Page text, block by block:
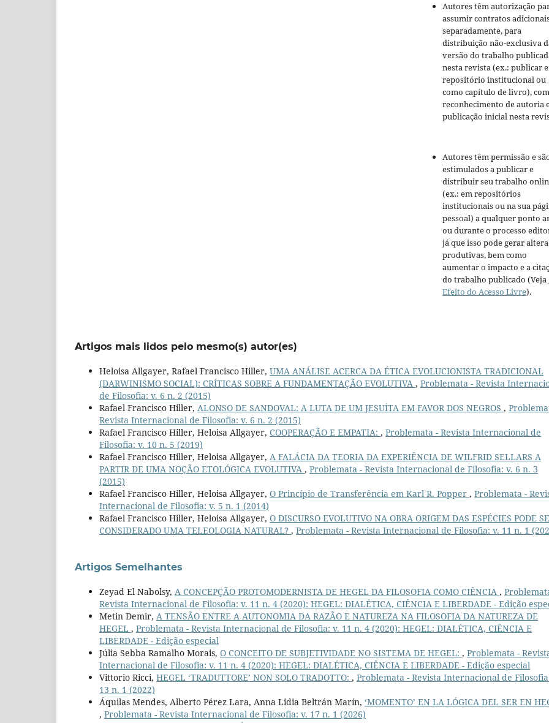
Autores têm autorização
assumir contratos
separadamente, para
distribuição não-exclusiva
versão do trabalho
nesta revista (ex.: publicar
repositório institucional ou
como capítulo de livro), com
reconhecimento de autoria
publicação inicial nesta
Autores têm permissão e
estimulados a publicar e
distribuir seu trabalho
(ex.: em repositórios
institucionais ou na sua
pessoal) a qualquer ponto
ou durante o processo
já que isso pode gerar
produtivas, bem como
aumentar o impacto e a
do trabalho publicado (Veja
Efeito do Acesso Livre).
Artigos mais lidos pelo mesmo(s) autor(es)
Heloisa Allgayer, Rafael Francisco Hiller, UMA ANÁLISE ACERCA DA ÉTICA EVOLUCIONISTA TRADICIONAL
(DARWINISMO SOCIAL): CRÍTICAS SOBRE A FUNDAMENTAÇÃO EVOLUTIVA , Problemata - Revista
de Filosofia: v. 6 n. 2 (2015)
Rafael Francisco Hiller, ALONSO DE SANDOVAL: A LUTA DE UM JESUÍTA EM FAVOR DOS NEGROS ,
Revista Internacional de Filosofia: v. 6 n. 2 (2015)
Rafael Francisco Hiller, Heloisa Allgayer, COOPERAÇÃO E EMPATIA: , Problemata - Revista Internacional de
Filosofia: v. 10 n. 5 (2019)
Rafael Francisco Hiller, Heloisa Allgayer, A FALÁCIA DA TEORIA DA EXPERIÊNCIA DE WILFRID SELLARS A
PARTIR DE UMA NOÇÃO ETOLÓGICA EVOLUTIVA , Problemata - Revista Internacional de Filosofia: v. 6 n. 3
(2015)
Rafael Francisco Hiller, Heloisa Allgayer, O Princípio de Transferência em Karl R. Popper , Problemata -
Internacional de Filosofia: v. 5 n. 1 (2014)
Rafael Francisco Hiller, Heloisa Allgayer, O DISCURSO EVOLUTIVO NA OBRA ORIGEM DAS ESPÉCIES PODE
CONSIDERADO UMA TELEOLOGIA NATURAL? , Problemata - Revista Internacional de Filosofia: v. 11 n. 1
Artigos Semelhantes
Zeyad El Nabolsy, A CONCEPÇÃO PROTOMODERNISTA DE HEGEL DA FILOSOFIA COMO CIÊNCIA ,
Revista Internacional de Filosofia: v. 11 n. 4 (2020): HEGEL: DIALÉTICA, CIÊNCIA E LIBERDADE - Edição
Metin Demir, A TENSÃO ENTRE A AUTONOMIA DA RAZÃO E NATUREZA NA FILOSOFIA DA NATUREZA DE
HEGEL , Problemata - Revista Internacional de Filosofia: v. 11 n. 4 (2020): HEGEL: DIALÉTICA, CIÊNCIA E
LIBERDADE - Edição especial
Júlia Sebba Ramalho Morais, O CONCEITO DE SUBJETIVIDADE NO SISTEMA DE HEGEL: , Problemata -
Internacional de Filosofia: v. 11 n. 4 (2020): HEGEL: DIALÉTICA, CIÊNCIA E LIBERDADE - Edição especial
Vittorio Ricci, HEGEL ‘TRADUTTORE’ NON SOLO TRADOTTO: , Problemata - Revista Internacional de
13 n. 1 (2022)
Áquilas Mendes, Alberto Pérez Lara, Anna Lidia Beltrán Marín, ‘MOMENTO’ EN LA LÓGICA DEL SER EN
, Problemata - Revista Internacional de Filosofia: v. 17 n. 1 (2026)